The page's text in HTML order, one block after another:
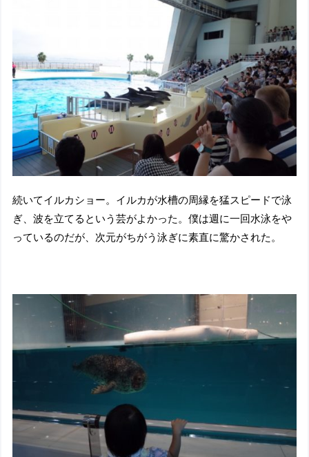
続いてイルカショー。イルカが水槽の周縁を猛スピードで泳
ぎ、波を立てるという芸がよかった。僕は週に一回水泳をや
っているのだが、次元がちがう泳ぎに素直に驚かされた。